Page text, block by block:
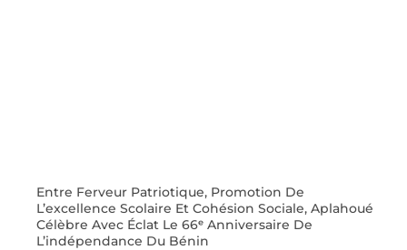
Entre Ferveur Patriotique, Promotion De
L’excellence Scolaire Et Cohésion Sociale, Aplahoué
Célèbre Avec Éclat Le 66ᵉ Anniversaire De
L’indépendance Du Bénin